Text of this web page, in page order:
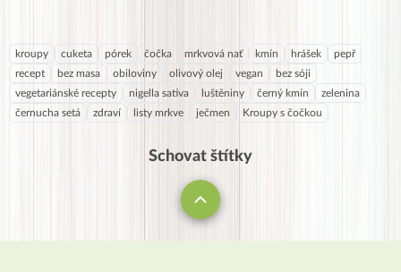
kroupy cuketa pórek čočka mrkvová nať kmín hrášek
pepř
recept
bez masa obiloviny olivový olej vegan
bez sóji
vegetariánské recepty
nigella sativa luštěniny černý kmín
zelenina
černucha setá
zdraví listy mrkve ječmen Kroupy s čočkou
Schovat štítky